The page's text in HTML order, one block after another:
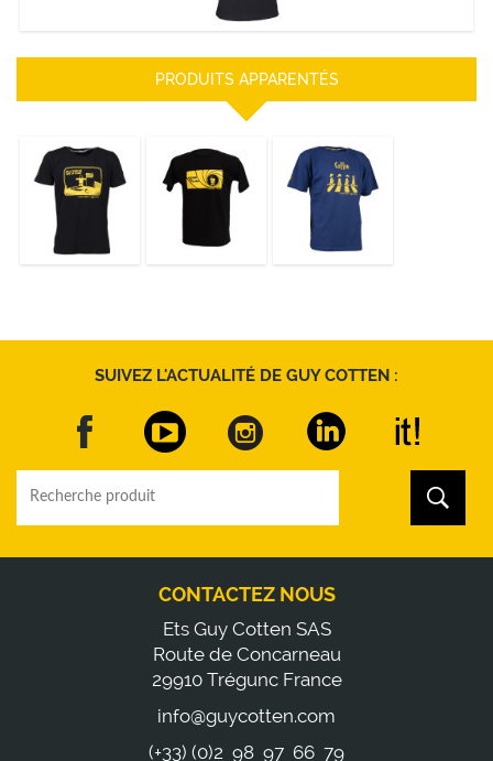
DÉCOUVRIR
PRODUITS APPARENTÉS
T-Shirt "On a
marché sur la
dune"
DÉCOUVRIR
T-Shirt "Permis
de Pêcher"
DÉCOUVRIR
T-Shirt "Passage
Bonhommes"
DÉCOUVRIR
SUIVEZ L'ACTUALITÉ DE GUY COTTEN :
CONTACTEZ NOUS
Ets Guy Cotten SAS
Route de Concarneau
29910 Trégunc France
info@guycotten.com
(+33) (0)2 98 97 66 79